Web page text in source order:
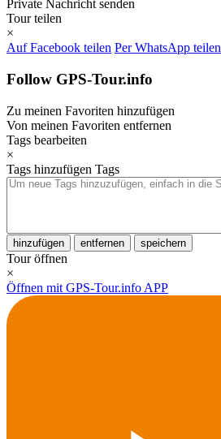
Private Nachricht senden
Tour teilen
×
Auf Facebook teilen Per WhatsApp teilen
Follow GPS-Tour.info
Zu meinen Favoriten hinzufügen
Von meinen Favoriten entfernen
Tags bearbeiten
×
Tags hinzufügen Tags
hinzufügen entfernen speichern
Tour öffnen
×
Öffnen mit GPS-Tour.info APP